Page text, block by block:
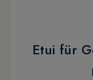
Etui für